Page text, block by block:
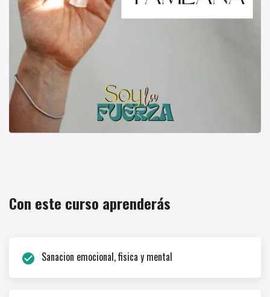
Con este curso aprenderás
check_circle Sanacion emocional, fisica y mental